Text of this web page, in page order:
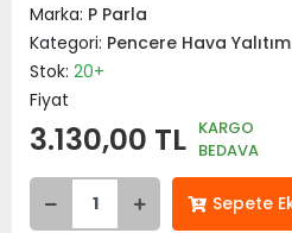
Marka: P Parla
Kategori: Pencere Hava Yalıtım
Stok: 20+
Fiyat
3.130,00 TL KARGO
BEDAVA
Sepete